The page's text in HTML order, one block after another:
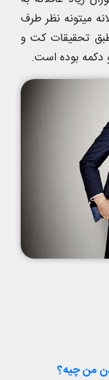
میتونه نظر طرف
تحقیقات کت و
دکمه بوده است.
من چیه؟